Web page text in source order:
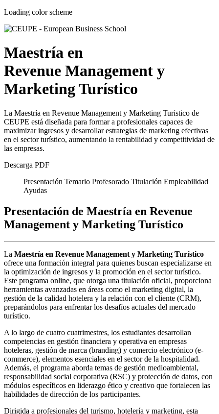
Loading color scheme
Maestría en
Revenue Management y
Marketing Turístico
La Maestría en Revenue Management y Marketing Turístico de
CEUPE está diseñada para formar a profesionales capaces de
maximizar ingresos y desarrollar estrategias de marketing efectivas
en el sector turístico, aumentando la rentabilidad y competitividad de
las empresas.
Descarga PDF
Presentación Temario Profesorado Titulación Empleabilidad
Ayudas
Presentación de Maestría en Revenue
Management y Marketing Turístico
La Maestría en Revenue Management y Marketing Turístico
ofrece una formación integral para quienes buscan especializarse en
la optimización de ingresos y la promoción en el sector turístico.
Este programa online, que otorga una titulación oficial, proporciona
herramientas avanzadas en áreas como el marketing digital, la
gestión de la calidad hotelera y la relación con el cliente (CRM),
preparándolos para enfrentar los desafíos actuales del mercado
turístico.
A lo largo de cuatro cuatrimestres, los estudiantes desarrollan
competencias en gestión financiera y operativa en empresas
hoteleras, gestión de marca (branding) y comercio electrónico (e-
commerce), elementos esenciales en el sector de la hospitalidad.
Además, el programa aborda temas de gestión medioambiental,
responsabilidad social corporativa (RSC) y protección de datos, con
módulos específicos en liderazgo ético y creativo que fortalecen las
habilidades de dirección de los participantes.
Dirigida a profesionales del turismo, hotelería y marketing, esta